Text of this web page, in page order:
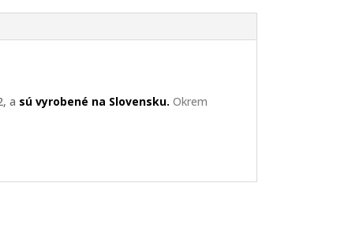
a sú vyrobené na Slovensku.Okrem